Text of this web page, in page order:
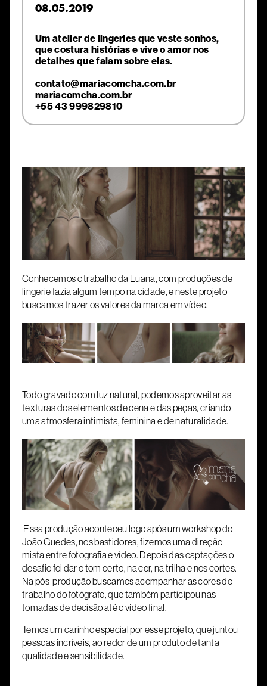
08.05.2019
Um atelier de lingeries que veste sonhos,
que costura histórias e vive o amor nos
detalhes que falam sobre elas.
contato@mariacomcha.com.br
mariacomcha.com.br
+55 43 999829810
Conhecemos o trabalho da Luana, com produções de
lingerie fazia algum tempo na cidade, e neste projeto
buscamos trazer os valores da marca em vídeo.
Todo gravado com luz natural, podemos aproveitar as
texturas dos elementos de cena e das peças, criando
uma atmosfera intimista, feminina e de naturalidade.
Essa produção aconteceu logo após um workshop do
João Guedes, nos bastidores, fizemos uma direção
mista entre fotografia e vídeo. Depois das captações o
desafio foi dar o tom certo, na cor, na trilha e nos cortes.
Na pós-produção buscamos acompanhar as cores do
trabalho do fotógrafo, que também participou nas
tomadas de decisão até o vídeo final.
Temos um carinho especial por esse projeto, que juntou
pessoas incríveis, ao redor de um produto de tanta
qualidade e sensibilidade.